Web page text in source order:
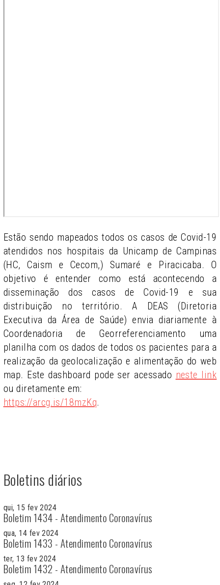
Estão sendo mapeados todos os casos de Covid-19
atendidos nos hospitais da Unicamp de Campinas
(HC, Caism e Cecom,) Sumaré e Piracicaba. O
objetivo é entender como está acontecendo a
disseminação dos casos de Covid-19 e sua
distribuição no território. A DEAS (Diretoria
Executiva da Área de Saúde) envia diariamente à
Coordenadoria de Georreferenciamento uma
planilha com os dados de todos os pacientes para a
realização da geolocalização e alimentação do web
map. Este dashboard pode ser acessado neste link
ou diretamente em:
https://arcg.is/18mzKq.
Boletins diários
qui, 15 fev 2024
Boletim 1434 - Atendimento Coronavírus
qua, 14 fev 2024
Boletim 1433 - Atendimento Coronavírus
ter, 13 fev 2024
Boletim 1432 - Atendimento Coronavírus